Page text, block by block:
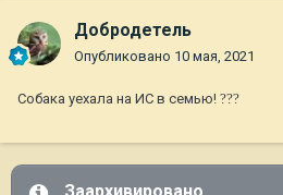
Добродетель
Опубликовано 10 мая, 2021
Собака уехала на ИС в семью! ???